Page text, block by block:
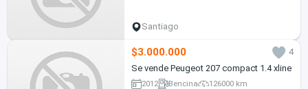
Santiago
$3.000.000
4
Se vende Peugeot 207 compact 1.4 xline
2012 Bencina 126000 km